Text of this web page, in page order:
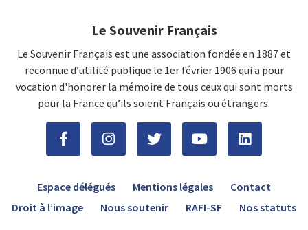
Le Souvenir Français
Le Souvenir Français est une association fondée en 1887 et
reconnue d’utilité publique le 1er février 1906 qui a pour
vocation d'honorer la mémoire de tous ceux qui sont morts
pour la France qu’ils soient Français ou étrangers.
Espace délégués Mentions légales
Contact
Droit à l’image
Nous soutenir RAFI-SF Nos statuts